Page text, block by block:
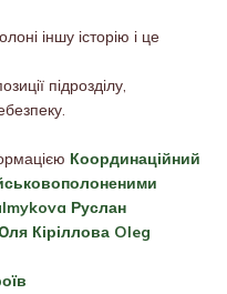
іншу історію і це
підрозділу,
Координаційний
Руслан
Кіріллова Oleg